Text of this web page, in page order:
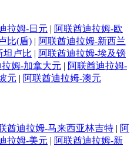
拉姆-日元 | 阿联酋迪拉姆-欧
比(盾) | 阿联酋迪拉姆-新西兰
坦卢比 | 阿联酋迪拉姆-埃及镑
姆-加拿大元 | 阿联酋迪拉姆-
元 | 阿联酋迪拉姆-澳元
酋迪拉姆-马来西亚林吉特 | 阿
拉姆-美元 | 阿联酋迪拉姆-新